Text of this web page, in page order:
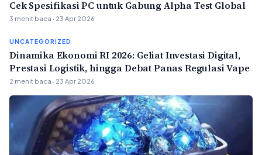
Cek Spesifikasi PC untuk Gabung Alpha Test Global
3 menit baca · 23 Apr 2026
UNCATEGORIZED
Dinamika Ekonomi RI 2026: Geliat Investasi Digital,
Prestasi Logistik, hingga Debat Panas Regulasi Vape
2 menit baca · 23 Apr 2026